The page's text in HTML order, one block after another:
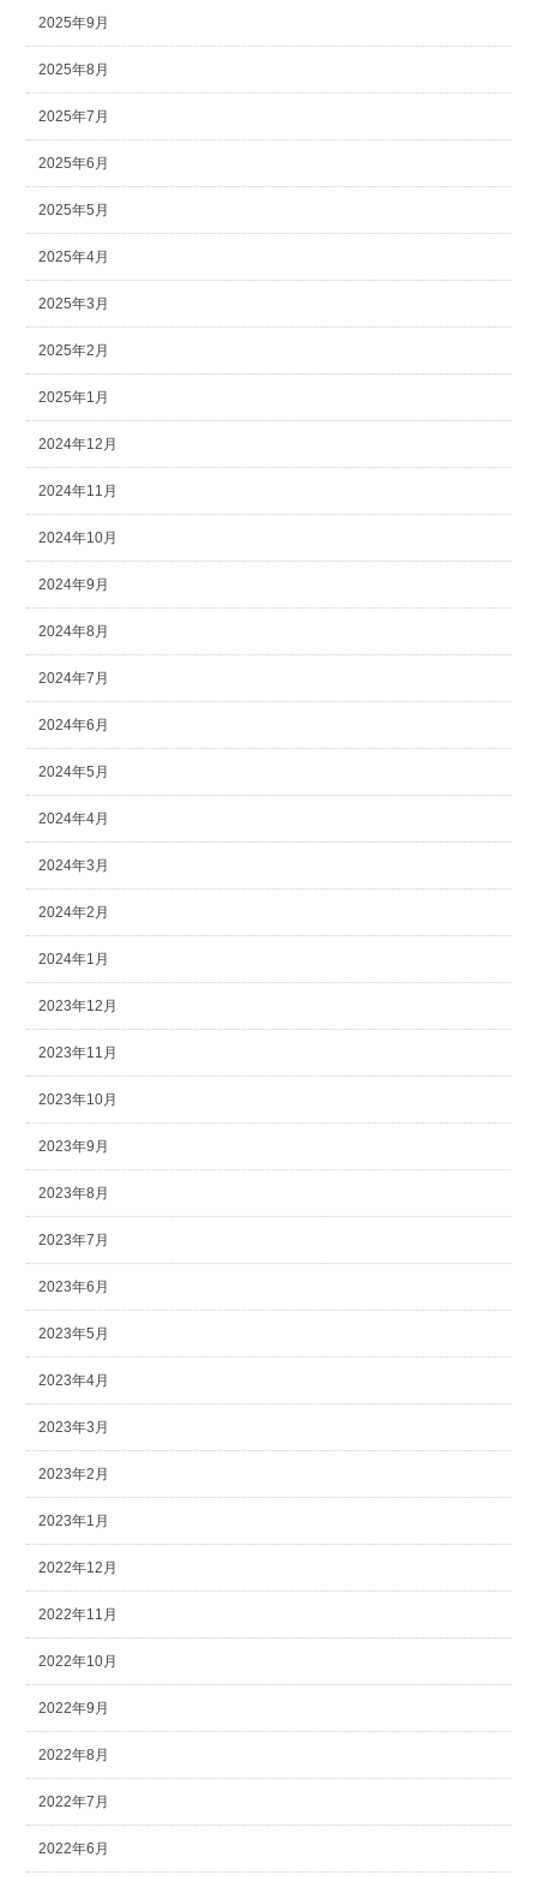
2025年9月
2025年8月
2025年7月
2025年6月
2025年5月
2025年4月
2025年3月
2025年2月
2025年1月
2024年12月
2024年11月
2024年10月
2024年9月
2024年8月
2024年7月
2024年6月
2024年5月
2024年4月
2024年3月
2024年2月
2024年1月
2023年12月
2023年11月
2023年10月
2023年9月
2023年8月
2023年7月
2023年6月
2023年5月
2023年4月
2023年3月
2023年2月
2023年1月
2022年12月
2022年11月
2022年10月
2022年9月
2022年8月
2022年7月
2022年6月